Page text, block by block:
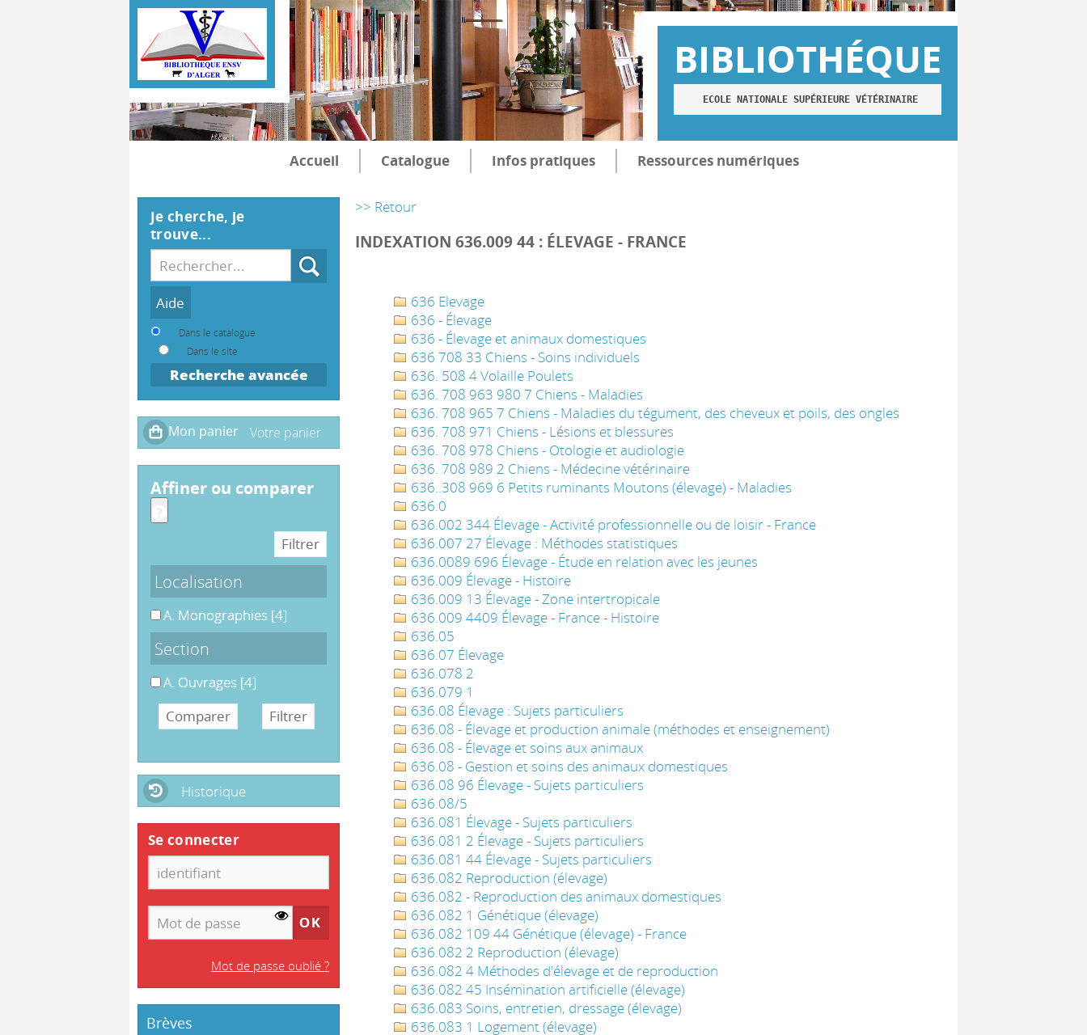
BIBLIOTHÉQUE
ECOLE NATIONALE SUPÉRIEURE VÉTÉRINAIRE
Accueil Catalogue Infos pratiques Ressources numériques
>> Retour
INDEXATION 636.009 44 : ÉLEVAGE - FRANCE
636 Elevage
636 - Élevage
636 - Élevage et animaux domestiques
636 708 33 Chiens - Soins individuels
636. 508 4 Volaille Poulets
636. 708 963 980 7 Chiens - Maladies
636. 708 965 7 Chiens - Maladies du tégument, des cheveux et poils, des ongles
636. 708 971 Chiens - Lésions et blessures
636. 708 978 Chiens - Otologie et audiologie
636. 708 989 2 Chiens - Médecine vétérinaire
636..308 969 6 Petits ruminants Moutons (élevage) - Maladies
636.0
636.002 344 Élevage - Activité professionnelle ou de loisir - France
636.007 27 Élevage : Méthodes statistiques
636.0089 696 Élevage - Étude en relation avec les jeunes
636.009 Élevage - Histoire
636.009 13 Élevage - Zone intertropicale
636.009 4409 Élevage - France - Histoire
636.05
636.07 Élevage
636.078 2
636.079 1
636.08 Élevage : Sujets particuliers
636.08 - Élevage et production animale (méthodes et enseignement)
636.08 - Élevage et soins aux animaux
636.08 - Gestion et soins des animaux domestiques
636.08 96 Élevage - Sujets particuliers
636.08/5
636.081 Élevage - Sujets particuliers
636.081 2 Élevage - Sujets particuliers
636.081 44 Élevage - Sujets particuliers
636.082 Reproduction (élevage)
636.082 - Reproduction des animaux domestiques
636.082 1 Génétique (élevage)
636.082 109 44 Génétique (élevage) - France
636.082 2 Reproduction (élevage)
636.082 4 Méthodes d'élevage et de reproduction
636.082 45 Insémination artificielle (élevage)
636.083 Soins, entretien, dressage (élevage)
636.083 1 Logement (élevage)
Je cherche, je
trouve...
Recherche
Dans le catalogue
Dans le site
Recherche avancée
affiner ou comparer
Localisation
A. Monographies
A. Monographies [4]
Section
A. Ouvrages
A. Ouvrages [4]
Historique
Se connecter
Mot de passe oublié ?
Brèves